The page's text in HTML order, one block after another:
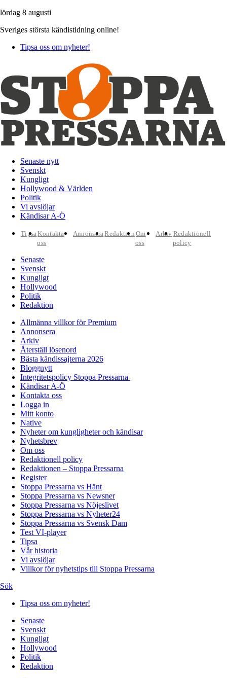
lördag 8 augusti
Sveriges största kändistidning online!
Tipsa oss om nyheter!
Senaste nytt
Svenskt
Kungligt
Hollywood & Världen
Politik
Vi avslöjar
Kändisar A-Ö
TipsaKontakta
oss
AnnonseraRedaktion Om
oss
Arkiv Redaktionell
policy
Senaste
Svenskt
Kungligt
Hollywood
Politik
Redaktion
Allmänna villkor för Premium
Annonsera
Arkiv
Återställ lösenord
Bästa kändissajterna 2026
Bloggnytt
Integritetspolicy Stoppa Pressarna
Kändisar A-Ö
Kontakta oss
Logga in
Mitt konto
Native
Nyheter om kungligheter och kändisar
Nyhetsbrev
Om oss
Redaktionell policy
Redaktionen – Stoppa Pressarna
Register
Stoppa Pressarna vs Hänt
Stoppa Pressarna vs Newsner
Stoppa Pressarna vs Nöjeslivet
Stoppa Pressarna vs Nyheter24
Stoppa Pressarna vs Svensk Dam
Test VI-player
Tipsa
Vår historia
Vi avslöjar
Villkor för nyhetstips till Stoppa Pressarna
Sök
Tipsa oss om nyheter!
Senaste
Svenskt
Kungligt
Hollywood
Politik
Redaktion